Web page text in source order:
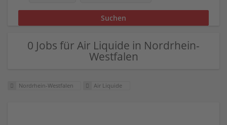
0 Jobs für Air Liquide in Nordrhein-
Westfalen
Nordrhein-Westfalen Air Liquide